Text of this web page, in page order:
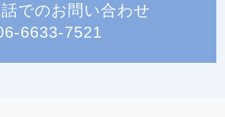
でのお問い合わせ
6633-7521